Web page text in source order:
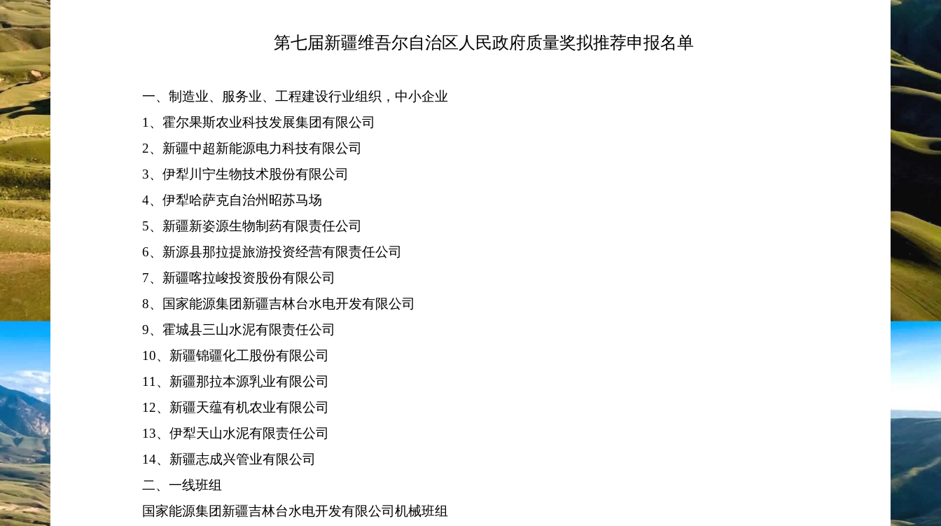
第七届新疆维吾尔自治区人民政府质量奖拟推荐申报名单
一、制造业、服务业、工程建设行业组织，中小企业
1、霍尔果斯农业科技发展集团有限公司
2、新疆中超新能源电力科技有限公司
3、伊犁川宁生物技术股份有限公司
4、伊犁哈萨克自治州昭苏马场
5、新疆新姿源生物制药有限责任公司
6、新源县那拉提旅游投资经营有限责任公司
7、新疆喀拉峻投资股份有限公司
8、国家能源集团新疆吉林台水电开发有限公司
9、霍城县三山水泥有限责任公司
10、新疆锦疆化工股份有限公司
11、新疆那拉本源乳业有限公司
12、新疆天蕴有机农业有限公司
13、伊犁天山水泥有限责任公司
14、新疆志成兴管业有限公司
二、一线班组
国家能源集团新疆吉林台水电开发有限公司机械班组